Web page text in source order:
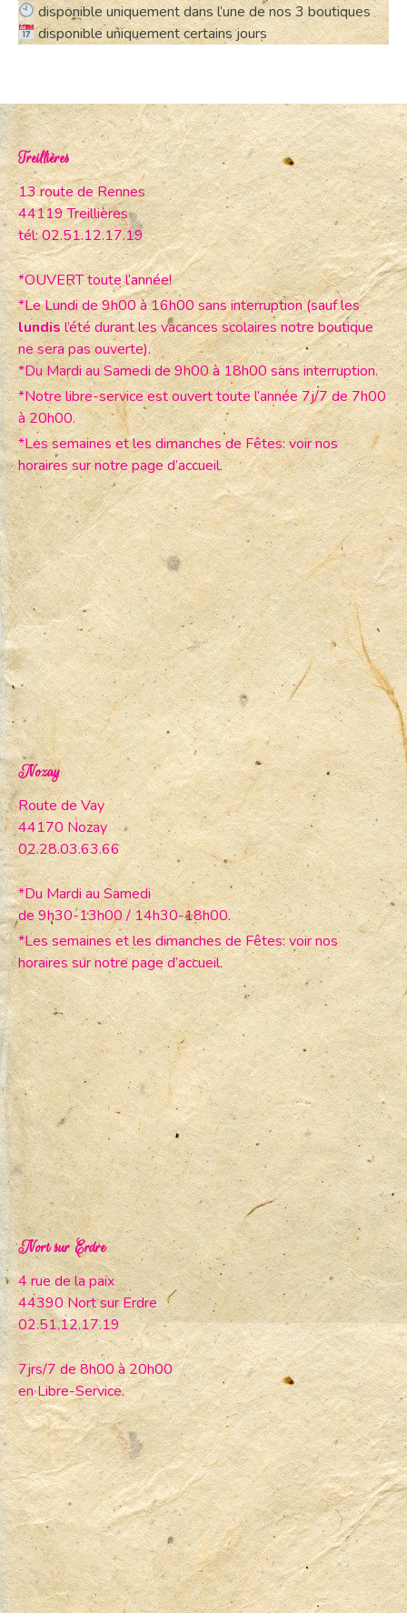
disponible uniquement dans l’une de nos 3 boutiques
disponible uniquement certains jours
Treillières
13 route de Rennes
44119 Treillières
tél: 02.51.12.17.19
*OUVERT toute l’année!
*Le Lundi de 9h00 à 16h00 sans interruption (sauf les
lundisl’été durant les vacances scolaires notre boutique
ne sera pas ouverte).
*Du Mardi au Samedi de 9h00 à 18h00 sans interruption.
*Notre libre-service est ouvert toute l’année 7j/7 de 7h00
à 20h00.
*Les semaines et les dimanches de Fêtes: voir nos
horaires sur notre page d’accueil.
Nozay
Route de Vay
44170 Nozay
02.28.03.63.66
*Du Mardi au Samedi
de 9h30-13h00 / 14h30-18h00.
*Les semaines et les dimanches de Fêtes: voir nos
horaires sur notre page d’accueil.
Nort sur Erdre
4 rue de la paix
44390 Nort sur Erdre
02.51.12.17.19
7jrs/7 de 8h00 à 20h00
en Libre-Service.